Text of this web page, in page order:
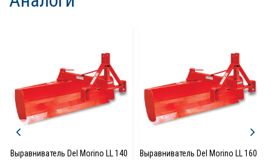
Выравниватель Del Morino LL 140 Выравниватель Del Morino LL 160